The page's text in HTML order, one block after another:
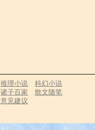
推理小说
科幻小说
诸子百家
散文随笔
意见建议